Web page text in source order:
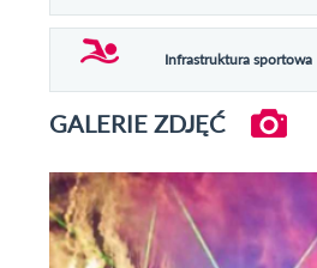
Infrastruktura sportowa
GALERIE ZDJĘĆ